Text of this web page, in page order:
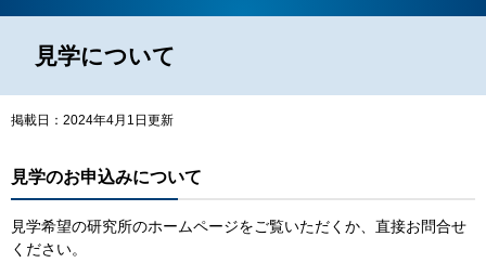
見学について
掲載日：2024年4月1日更新
見学のお申込みについて
見学希望の研究所のホームページをご覧いただくか、直接お問合せ
ください。